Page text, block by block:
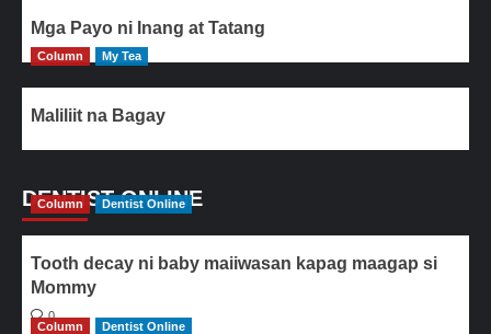
Mga Payo ni Inang at Tatang
Column My Tea
Maliliit na Bagay
DENTIST ONLINE
Column Dentist Online
Tooth decay ni baby maiiwasan kapag maagap si
Mommy
0
Column
Dentist Online